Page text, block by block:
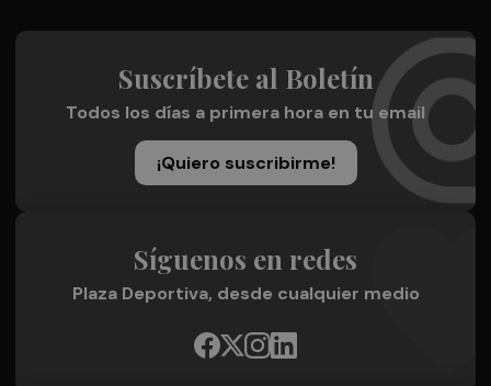
Suscríbete al Boletín
Todos los días a primera hora en tu email
¡Quiero suscribirme!
Síguenos en redes
Plaza Deportiva, desde cualquier medio